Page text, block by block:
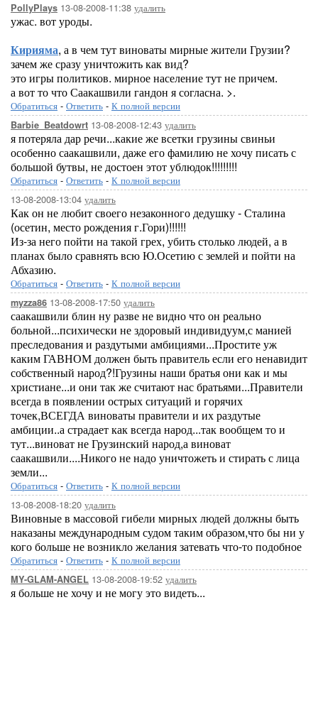
PollyPlays 13-08-2008-11:38 удалить
ужас. вот уроды.
Кирияма, а в чем тут виноваты мирные жители Грузии?
зачем же сразу уничтожить как вид?
это игры политиков. мирное население тут не причем.
а вот то что Саакашвили гандон я согласна. >.
Обратиться - Ответить - К полной версии
Barbie_Beatdowrt 13-08-2008-12:43 удалить
я потеряла дар речи...какие же всетки грузины свиньи
особенно саакашвили, даже его фамилию не хочу писать с
большой бутвы, не достоен этот ублюдок!!!!!!!!!
Обратиться - Ответить - К полной версии
13-08-2008-13:04 удалить
Как он не любит своего незаконного дедушку - Сталина
(осетин, место рождения г.Гори)!!!!!!
Из-за него пойти на такой грех, убить столько людей, а в
планах было сравнять всю Ю.Осетию с землей и пойти на
Абхазию.
Обратиться - Ответить - К полной версии
myzza86 13-08-2008-17:50 удалить
саакашвили блин ну разве не видно что он реально
больной...психически не здоровый индивидуум,с манией
преследования и раздутыми амбициями...Простите уж
каким ГАВНОМ должен быть правитель если его ненавидит
собственный народ?!Грузины наши братья они как и мы
христиане...и они так же считают нас братьями...Правители
всегда в появлении острых ситуаций и горячих
точек,ВСЕГДА виноваты правители и их раздутые
амбиции..а страдает как всегда народ...так вообщем то и
тут...виноват не Грузинский народ,а виноват
саакашвили....Никого не надо уничтожеть и стирать с лица
земли...
Обратиться - Ответить - К полной версии
13-08-2008-18:20 удалить
Виновные в массовой гибели мирных людей должны быть
наказаны международным судом таким образом,что бы ни у
кого больше не возникло желания затевать что-то подобное
Обратиться - Ответить - К полной версии
MY-GLAM-ANGEL 13-08-2008-19:52 удалить
я больше не хочу и не могу это видеть...